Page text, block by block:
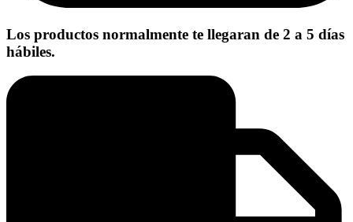
Los productos normalmente te llegaran de 2 a 5 días
hábiles.